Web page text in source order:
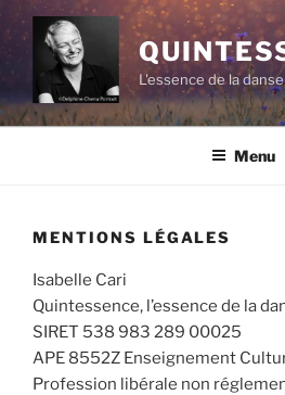
Aller
au
contenu
principal
L'essence de la danse
Menu
MENTIONS LÉGALES
Isabelle Cari
Quintessence, l’essence de la
SIRET 538 983 289 00025
APE 8552Z Enseignement
Profession libérale non